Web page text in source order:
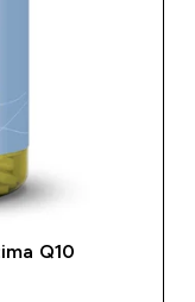
Q10
price